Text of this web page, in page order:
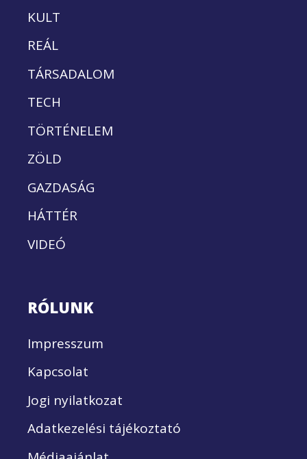
KULT
REÁL
TÁRSADALOM
TECH
TÖRTÉNELEM
ZÖLD
GAZDASÁG
HÁTTÉR
VIDEÓ
RÓLUNK
Impresszum
Kapcsolat
Jogi nyilatkozat
Adatkezelési tájékoztató